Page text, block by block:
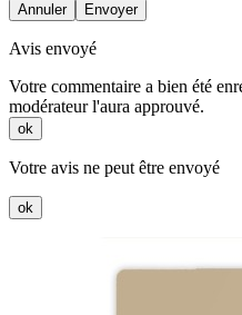
Annuler Envoyer
Avis envoyé
Votre commentaire a bien été
modérateur l'aura approuvé.
ok
Votre avis ne peut être envoyé
ok